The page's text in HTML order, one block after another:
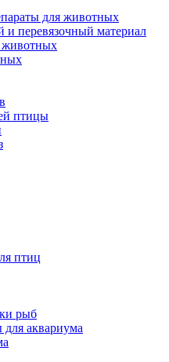
для животных
перевязочный материал
животных
птицы
птиц
рыб
аквариума